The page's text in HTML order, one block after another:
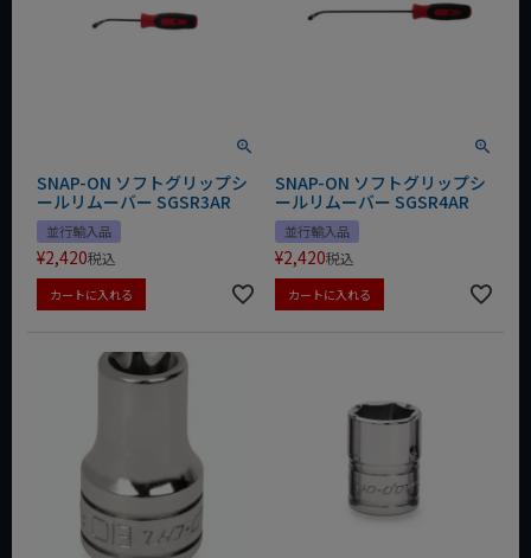
SNAP-ON ソフトグリップシ
ールリムーバー SGSR3AR
並行輸入品
¥2,420税込
カートに入れる
SNAP-ON ソフトグリップシ
ールリムーバー SGSR4AR
並行輸入品
¥2,420税込
カートに入れる